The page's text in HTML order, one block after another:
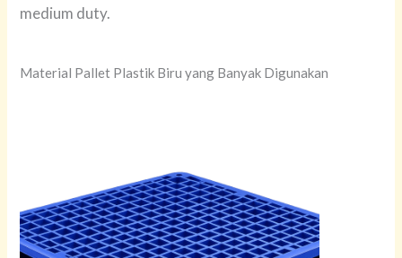
medium duty.
Material Pallet Plastik Biru yang Banyak Digunakan